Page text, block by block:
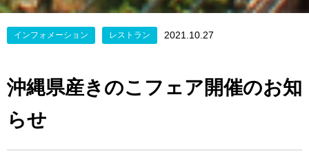
インフォメーション レストラン 2021.10.27
沖縄県産きのこフェア開催のお知
らせ